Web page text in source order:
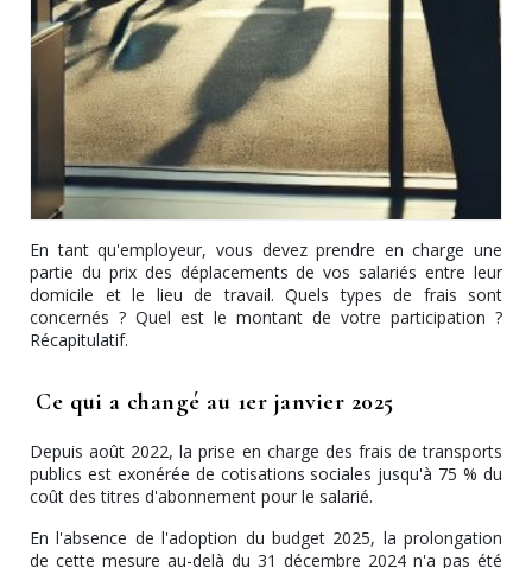
En tant qu'employeur, vous devez prendre en charge une
partie du prix des déplacements de vos salariés entre leur
domicile et le lieu de travail. Quels types de frais sont
concernés ? Quel est le montant de votre participation ?
Récapitulatif.
Ce qui a changé au 1er janvier 2025
Depuis août 2022, la prise en charge des frais de transports
publics est exonérée de cotisations sociales jusqu'à 75 % du
coût des titres d'abonnement pour le salarié.
En l'absence de l'adoption du budget 2025, la prolongation
de cette mesure au-delà du 31 décembre 2024 n'a pas été